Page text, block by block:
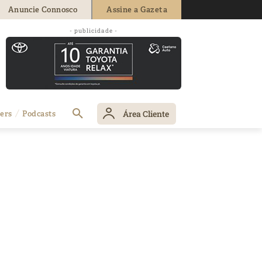
Anuncie Connosco Assine a Gazeta
- publicidade -
Podcasts Área Cliente